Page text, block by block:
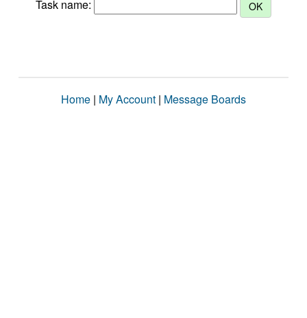
Task name:
Home | My Account | Message Boards